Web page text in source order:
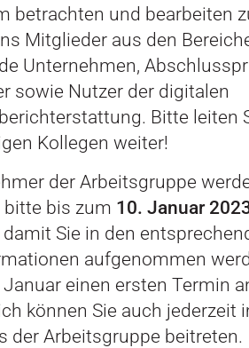
betrachten und bearbeiten
Mitglieder aus den
Unternehmen,
sowie Nutzer der digitalen
Bitte leiten
Kollegen weiter!
der Arbeitsgruppe
bitte bis zum 10. Januar
Sie in den
aufgenommen
einen ersten Termin
können Sie auch jederzeit
der Arbeitsgruppe beitreten.